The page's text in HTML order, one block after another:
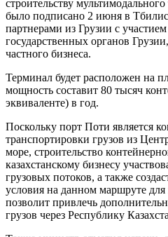
строительству
было подписано 2 июня в
партнерами из Грузии с
государственных органов
частного бизнеса.
Терминал будет расположен на
мощность составит 80 тысяч
эквиваленте) в год.
Поскольку порт Поти является
транспортировки грузов из
море, строительство
казахстанскому бизнесу
грузовых потоков, а также
условия на данном маршруте для
позволит привлечь
грузов через Республику